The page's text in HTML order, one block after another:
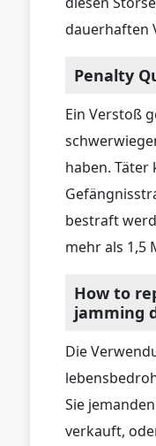
dauerhaften
Penalty
Ein Verstoß
haben.
bestraft
mehr als 1,5
How to
jamming
Die
Sie
verkauft,